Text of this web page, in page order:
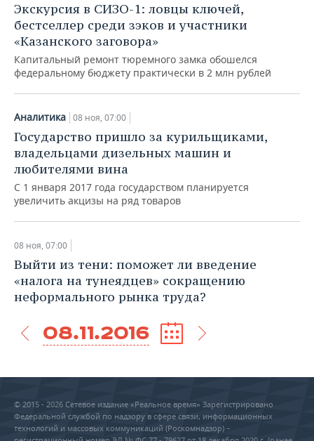
Экскурсия в СИЗО-1: ловцы ключей,
бестселлер среди зэков и участники
«Казанского заговора»
Капитальный ремонт тюремного замка обошелся
федеральному бюджету практически в 2 млн рублей
Аналитика 08 ноя, 07:00
Государство пришло за курильщиками,
владельцами дизельных машин и
любителями вина
С 1 января 2017 года государством планируется
увеличить акцизы на ряд товаров
08 ноя, 07:00
Выйти из тени: поможет ли введение
«налога на тунеядцев» сокращению
неформального рынка труда?
08.11.2016
© 2015 - 2026 Сетевое издание «Реальное время» Зарегистрировано
Федеральной службой по надзору в сфере связи, информационных
технологий и массовых коммуникаций (Роскомнадзор) –